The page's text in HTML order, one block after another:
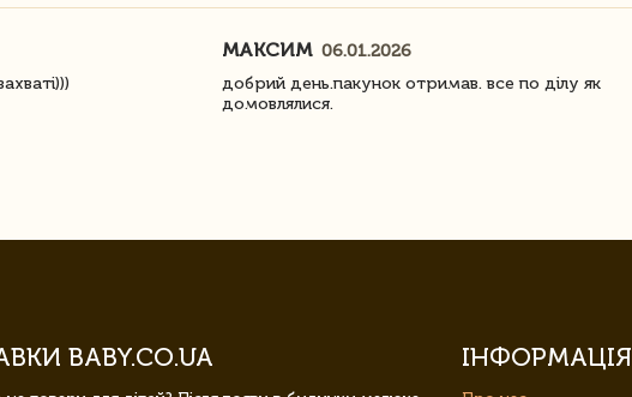
МАКСИМ 06.01.2026
добрий день.пакунок отримав. все по ділу як
домовлялися.
BABY.CO.UA ІНФОРМАЦІЯ